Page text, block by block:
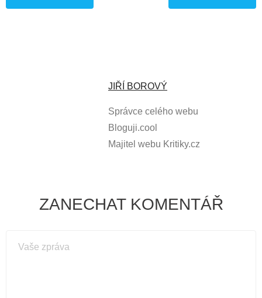
JIŘÍ BOROVÝ
Správce celého webu
Bloguji.cool
Majitel webu Kritiky.cz
ZANECHAT KOMENTÁŘ